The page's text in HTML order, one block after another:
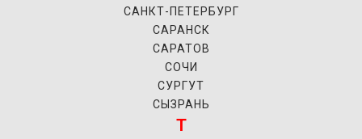
САНКТ-ПЕТЕРБУРГ
САРАНСК
САРАТОВ
СОЧИ
СУРГУТ
СЫЗРАНЬ
Т